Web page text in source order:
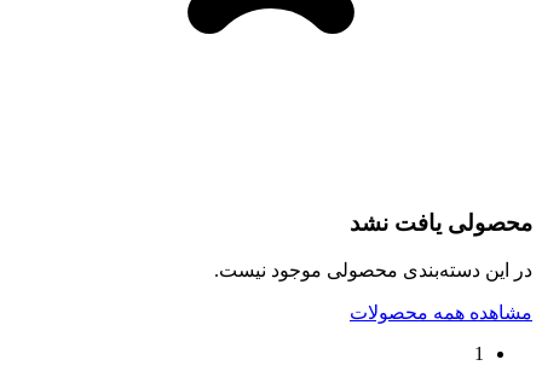
محصولی یافت نشد
در این دسته‌بندی محصولی موجود نیست.
مشاهده همه محصولات
1